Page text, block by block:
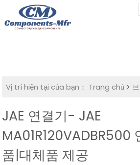
Vị trí hiện tại của bạn： Trang chủ >
JAE 연결기- JAE
MA01R120VADBR500
품|대체품 제공